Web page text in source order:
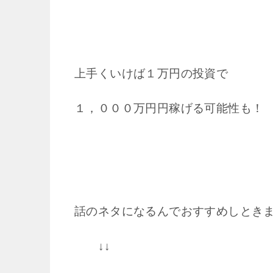
上手くいけば１万円の投資で
１，０００万円円稼げる可能性も！
話のネタになるんでおすすめしとき
↓↓